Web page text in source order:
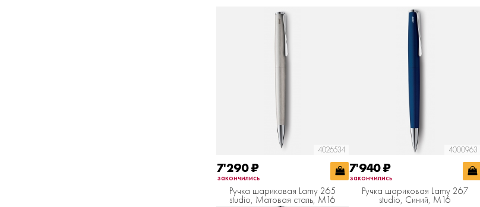
4026534
7'290₽
закончились
Ручка шариковая Lamy 265
studio, Матовая сталь, M16
4000963
7'940₽
закончились
Ручка шариковая Lamy 267
studio, Синий, M16